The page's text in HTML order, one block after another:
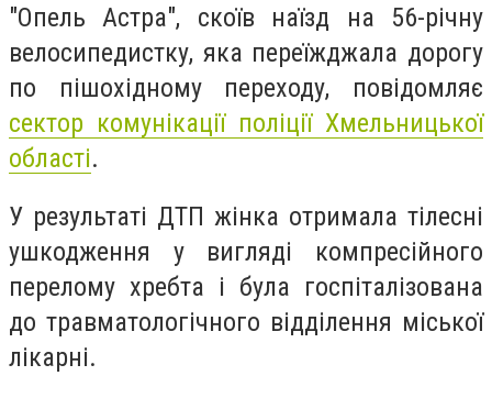
"Опель Астра", скоїв наїзд на 56-річну
велосипедистку, яка переїжджала дорогу
по пішохідному переходу, повідомляє
сектор комунікації поліції Хмельницької
області.
У результаті ДТП жінка отримала тілесні
ушкодження у вигляді компресійного
перелому хребта і була госпіталізована
до травматологічного відділення міської
лікарні.